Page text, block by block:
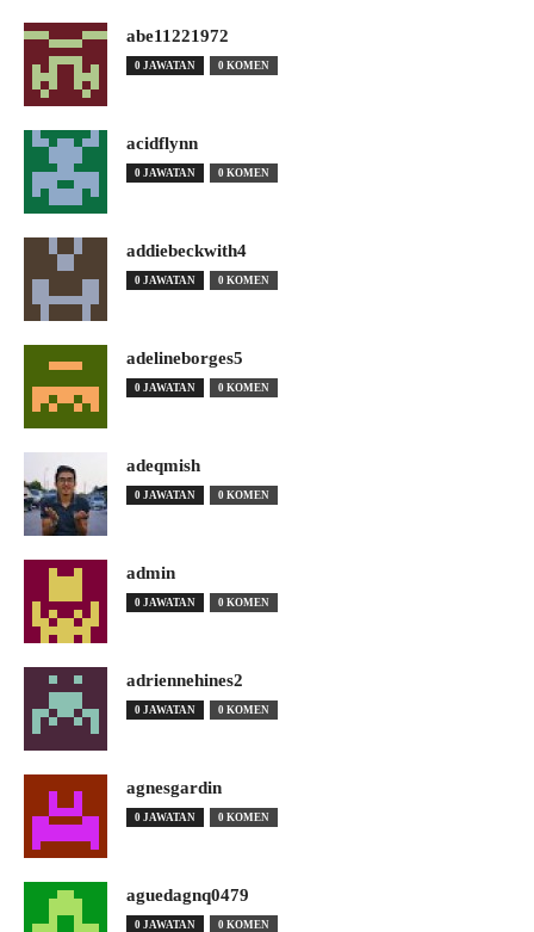
abe11221972
0 JAWATAN 0 KOMEN
acidflynn
0 JAWATAN 0 KOMEN
addiebeckwith4
0 JAWATAN 0 KOMEN
adelineborges5
0 JAWATAN 0 KOMEN
adeqmish
0 JAWATAN 0 KOMEN
admin
0 JAWATAN 0 KOMEN
adriennehines2
0 JAWATAN 0 KOMEN
agnesgardin
0 JAWATAN 0 KOMEN
aguedagnq0479
0 JAWATAN 0 KOMEN